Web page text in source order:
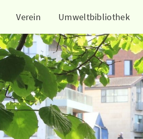
Verein Umweltbibliothek